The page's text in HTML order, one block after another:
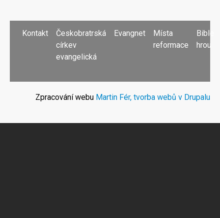
PATIČKA
Kontakt
Českobratrská
církev
evangelická
Evangnet
Místa
reformace
Bible
hrou
Zpracování webu Martin Fér, tvorba webů v Drupalu